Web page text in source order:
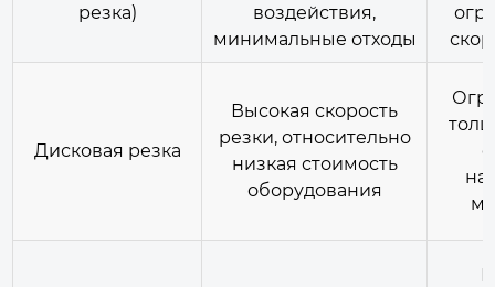
резка)
воздействия,
минимальные отходы
Дисковая резка
Высокая скорость
резки, относительно
низкая стоимость
оборудования